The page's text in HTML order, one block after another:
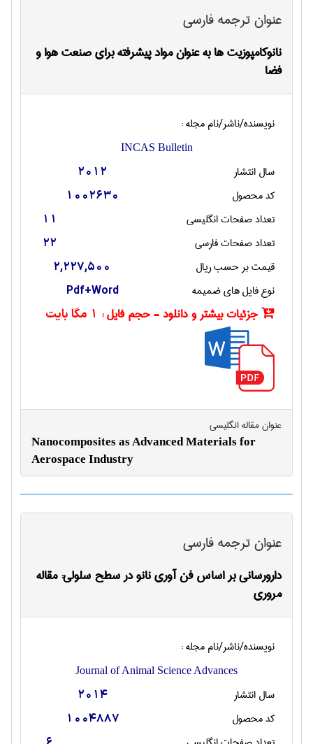
عنوان ترجمه فارسی
نانوکامپوزیت ها به عنوان مواد پیشرفته برای صنعت هوا و
فضا
نویسنده/ناشر/نام مجله :
INCAS Bulletin
سال انتشار 2012
کد محصول 1002630
تعداد صفحات انگليسی 11
تعداد صفحات فارسی 22
قیمت بر حسب ریال 2,227,500
نوع فایل های ضمیمه Pdf+Word
جزئیات بیشتر و دانلود - حجم فایل : 1 مگا بایت
عنوان مقاله انگليسی
Nanocomposites as Advanced Materials for
Aerospace Industry
عنوان ترجمه فارسی
دارورساني بر اساس فن آوري نانو در سطح سلولي: مقاله
مروري
نویسنده/ناشر/نام مجله :
Journal of Animal Science Advances
سال انتشار 2014
کد محصول 1004887